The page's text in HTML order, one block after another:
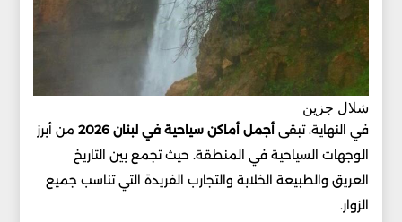
شلال جزين
في النهاية، تبقىأجمل أماكن سياحية في لبنان 2026
من أبرز
الوجهات السياحية في المنطقة. حيث تجمع بين التاريخ
العريق والطبيعة الخلابة والتجارب الفريدة التي تناسب جميع
الزوار.